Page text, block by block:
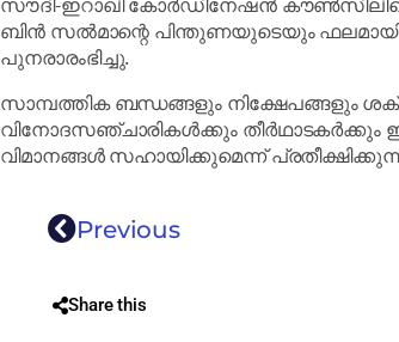
ബിൻ സൽമാന്റെ പിന്തുണയുടെയും ഫലമായി
പുനരാരംഭിച്ചു.
സാമ്പത്തിക ബന്ധങ്ങളും നിക്ഷേപങ്ങളും
വിനോദസഞ്ചാരികൾക്കും
വിമാനങ്ങൾ സഹായിക്കുമെന്ന്
Previous
Share this